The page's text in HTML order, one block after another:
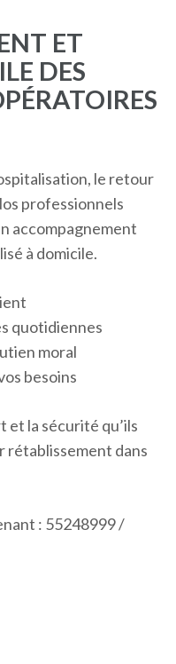
ET
DES
le retour
professionnels
accompagnement
à domicile.
quotidiennes
moral
besoins
et la sécurité qu’ils
dans
: 55248999 /